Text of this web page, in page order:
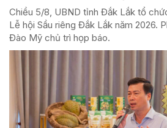
Chiều 5/8, UBND tỉnh Đắk Lắk tổ
Lễ hội Sầu riêng Đắk Lắk năm 2026.
Đào Mỹ chủ trì họp báo.